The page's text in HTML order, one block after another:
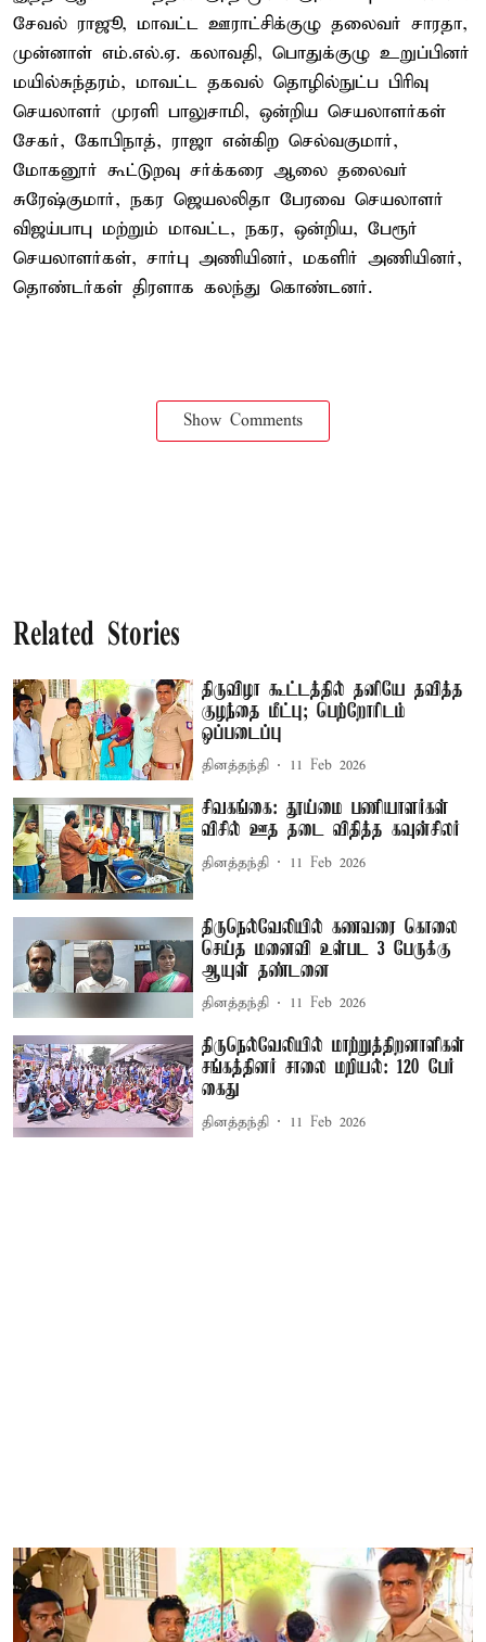
சேவல் ராஜூ, மாவட்ட ஊராட்சிக்குழு தலைவர் சாரதா,
முன்னாள் எம்.எல்.ஏ. கலாவதி, பொதுக்குழு உறுப்பினர்
மயில்சுந்தரம், மாவட்ட தகவல் தொழில்நுட்ப பிரிவு
செயலாளர் முரளி பாலுசாமி, ஒன்றிய செயலாளர்கள்
சேகர், கோபிநாத், ராஜா என்கிற செல்வகுமார்,
மோகனூர் கூட்டுறவு சர்க்கரை ஆலை தலைவர்
சுரேஷ்குமார், நகர ஜெயலலிதா பேரவை செயலாளர்
விஜய்பாபு மற்றும் மாவட்ட, நகர, ஒன்றிய, பேரூர்
செயலாளர்கள், சார்பு அணியினர், மகளிர் அணியினர்,
தொண்டர்கள் திரளாக கலந்து கொண்டனர்.
Show Comments
Related Stories
திருவிழா கூட்டத்தில் தனியே தவித்த
குழந்தை மீட்பு; பெற்றோரிடம்
ஒப்படைப்பு
தினத்தந்தி 11 Feb 2026
சிவகங்கை: தூய்மை பணியாளர்கள்
விசில் ஊத தடை விதித்த கவுன்சிலர்
தினத்தந்தி 11 Feb 2026
திருநெல்வேலியில் கணவரை கொலை
செய்த மனைவி உள்பட 3 பேருக்கு
ஆயுள் தண்டனை
தினத்தந்தி 11 Feb 2026
திருநெல்வேலியில் மாற்றுத்திறனாளிகள்
சங்கத்தினர் சாலை மறியல்: 120 பேர்
கைது
தினத்தந்தி 11 Feb 2026